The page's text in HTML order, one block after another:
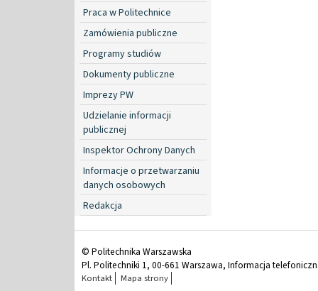
Praca w Politechnice
Zamówienia publiczne
Programy studiów
Dokumenty publiczne
Imprezy PW
Udzielanie informacji
publicznej
Inspektor Ochrony Danych
Informacje o przetwarzaniu
danych osobowych
Redakcja
© Politechnika Warszawska
Pl. Politechniki 1, 00-661 Warszawa, Informacja
Kontakt Mapa strony